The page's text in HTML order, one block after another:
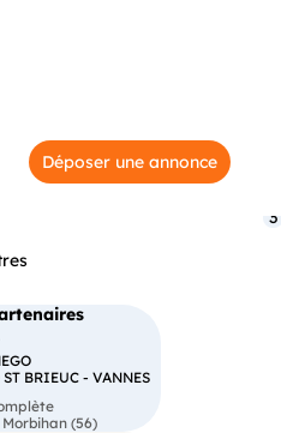
Déposer une annonce
3
BRIEUC - VANNES
(56)